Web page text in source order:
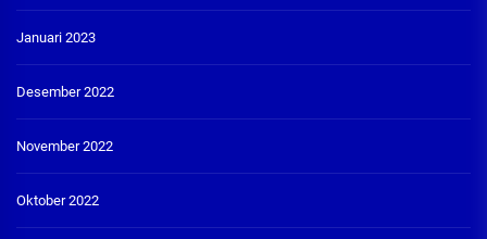
Januari 2023
Desember 2022
November 2022
Oktober 2022